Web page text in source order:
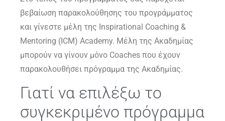
βεβαίωση παρακολούθησης του προγράμματος
και γίνεστε μέλη της Inspirational Coaching &
Mentoring (ICM) Academy. Μέλη της Ακαδημίας
μπορούν να γίνουν μόνο Coaches που έχουν
παρακολουθήσει πρόγραμμα της Ακαδημίας.
Γιατί να επιλέξω το
συγκεκριμένο πρόγραμμα